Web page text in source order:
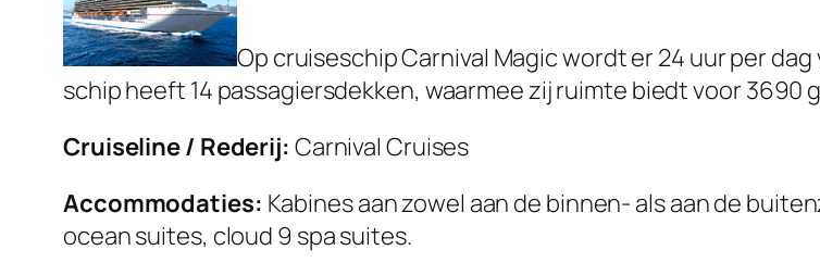
Op cruiseschip Carnival Magic wordt er 24 uur per
schip heeft 14 passagiersdekken, waarmee zij ruimte biedt voor 3690
Cruiseline / Rederij: Carnival Cruises
Accommodaties: Kabines aan zowel aan de binnen- als aan de
ocean suites, cloud 9 spa suites.